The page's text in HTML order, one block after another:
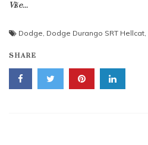
Više...
Dodge, Dodge Durango SRT Hellcat,
SHARE